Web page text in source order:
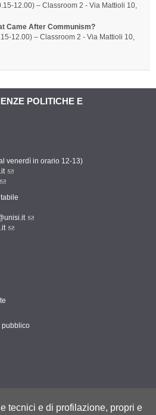
12.00) – Classroom 2 - Via Mattioli 10,
Came After Communism?
12.00) – Classroom 2 - Via Mattioli 10,
POLITICHE E
venerdì in orario 12-13)
pubblico
tecnici e di profilazione, propri e